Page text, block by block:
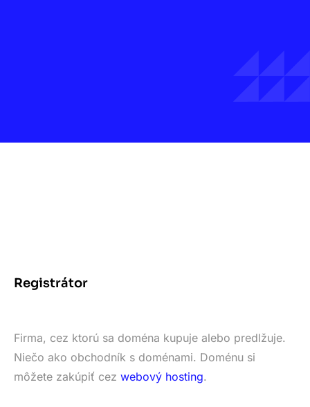
Registrátor
Firma, cez ktorú sa doména kupuje alebo predlžuje.
Niečo ako obchodník s doménami. Doménu si
môžete zakúpiť cez webový hosting.